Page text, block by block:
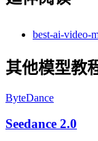
best-ai-video-
其他模型教
ByteDance
Seedance 2.0